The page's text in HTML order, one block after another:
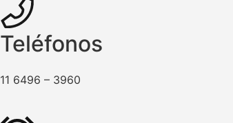
Teléfonos
11 6496 – 3960